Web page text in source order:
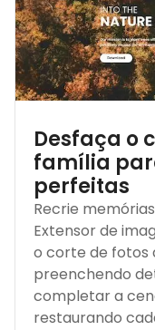
Desfaça o
família
perfeitas
Recrie
Extensor de
o corte de fotos
preenchendo
completar a
restaurando